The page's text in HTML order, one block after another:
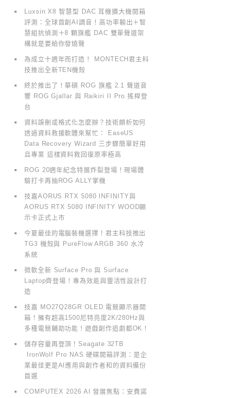
Luxsin X8 智慧型 DAC 耳機擴大機開箱
評測：全球首創AI調音！高功率輸出＋智
慧組抗偵測＋8 顆旗艦 DAC 雙單聲道架
構就是要給你發燒聲
為成立十週年而打造！ MONTECH君主科
技推出全新TEN機殼
終於推出了！華碩 ROG 旗艦 2.1 聲道音
響 ROG Gjallar 與 Raikiri II Pro 搖桿登
台
資料誤刪或格式化怎麼辦？技術頗析如何
透過資料救援軟體來幫忙： EaseUS
Data Recovery Wizard 三步驟簡單好用
且專業 這樣資料救回復原率極高
ROG 20週年紀念特展炸裂登場！現場體
驗打卡再抽ROG ALLY掌機
技嘉AORUS RTX 5080 INFINITY與
AORUS RTX 5080 INFINITY WOOD顯
示卡正式上市
今夏最佳的電腦裝機選擇！君主科技推出
TG3 機殼與 PureFlow ARGB 360 水冷
系統
微軟全新 Surface Pro 與 Surface
Laptop齊登場！專為效能與靈活性設計打
造
技嘉 MO27Q28GR OLED 電競顯示器開
箱！擁有超高1500尼特亮度2K/280Hz與
多種電競輔助功能！遊戲創作追劇都OK！
儲存容量再登頂！Seagate 32TB
IronWolf Pro NAS 硬碟開箱評測：是企
業最佳更是AI應用與創作者和的資料備份
首選
COMPUTEX 2026 AI 發展焦點：安費諾